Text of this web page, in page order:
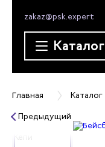
zakaz@psk.expert
Каталог
Главная Каталог
Предыдущий